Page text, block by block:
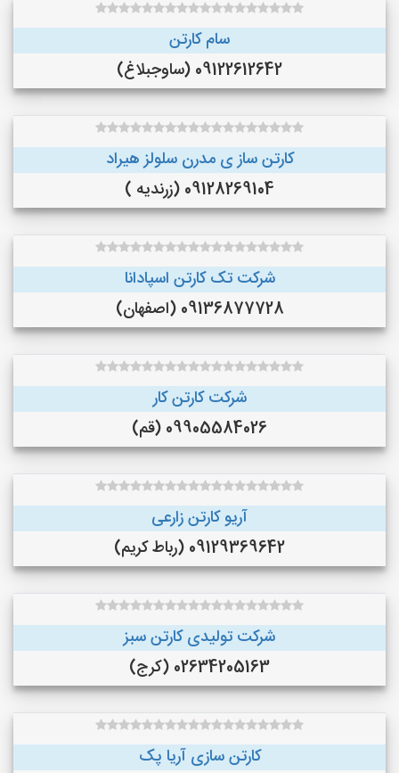
سام کارتن
09122612642 (ساوجبلاغ)
کارتن ساز ی مدرن سلولز هیراد
09128269104 (زرندیه )
شرکت تک کارتن اسپادانا
09136877728 (اصفهان)
شرکت کارتن کار
09905584026 (قم)
آریو کارتن زارعی
09129369642 (رباط کریم)
شرکت تولیدی کارتن سبز
02634205163 (کرج)
کارتن سازی آریا پک